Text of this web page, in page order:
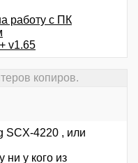
работу с ПК
v1.65
копиров.
SCX-4220 , или
ни у кого из